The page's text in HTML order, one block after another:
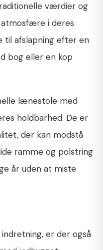
værdier og
atmosfære i deres
til afslapning efter en
bog eller en kop
lænestole med
holdbarhed. De er
der kan modstå
ramme og polstring
år uden at miste
er der også